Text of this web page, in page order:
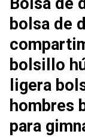
bolsa de
bolsillo
ligera
hombres
para